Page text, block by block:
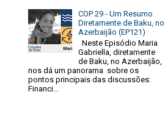
COP 29 - Um Resumo
Diretamente de Baku, no
Azerbaijão (EP121)
Neste Episódio Maria
Gabriella, diretamente
de Baku, no Azerbaijão,
nos dá um panorama sobre os
pontos principais das discussões:
Financi...